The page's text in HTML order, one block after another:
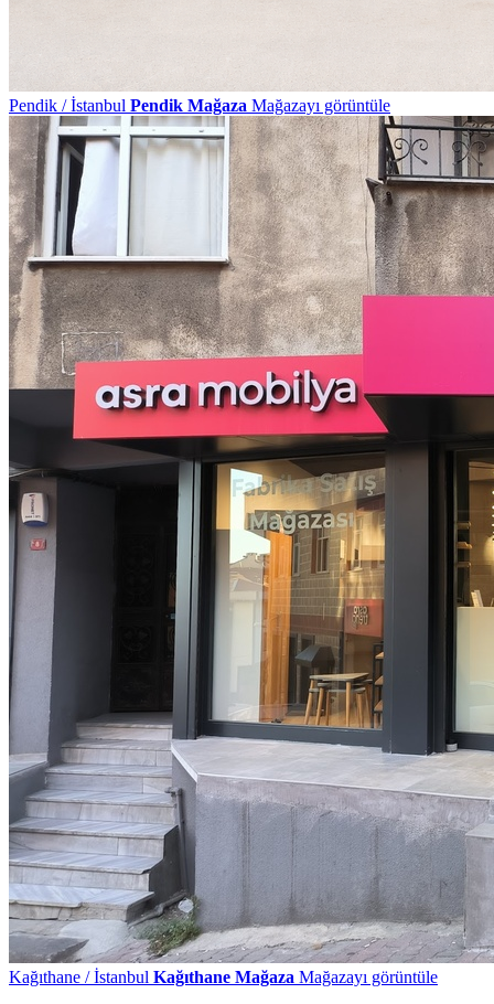
Pendik / İstanbul Pendik Mağaza Mağazayı görüntüle
Kağıthane / İstanbul Kağıthane Mağaza Mağazayı görüntüle